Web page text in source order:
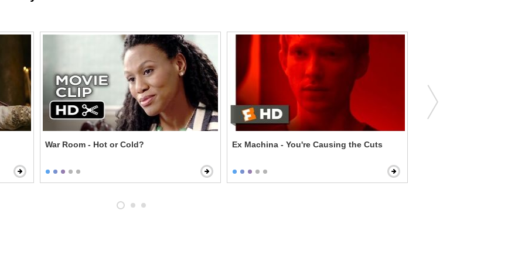
War Room - Hot or Cold? Ex Machina - You're Causing the Cuts